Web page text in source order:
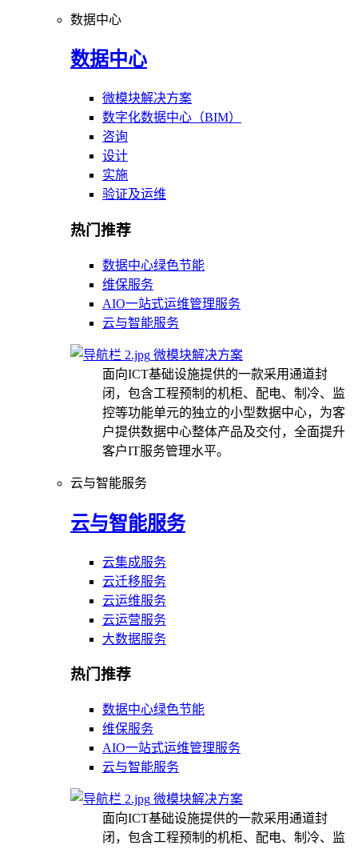
数据中心
数据中心
微模块解决方案
数字化数据中心（BIM）
咨询
设计
实施
验证及运维
热门推荐
数据中心绿色节能
维保服务
AIO一站式运维管理服务
云与智能服务
微模块解决方案
面向ICT基础设施提供的一款采用通道封
闭，包含工程预制的机柜、配电、制冷、监
控等功能单元的独立的小型数据中心，为客
户提供数据中心整体产品及交付，全面提升
客户IT服务管理水平。
云与智能服务
云与智能服务
云集成服务
云迁移服务
云运维服务
云运营服务
大数据服务
热门推荐
数据中心绿色节能
维保服务
AIO一站式运维管理服务
云与智能服务
微模块解决方案
面向ICT基础设施提供的一款采用通道封
闭，包含工程预制的机柜、配电、制冷、监